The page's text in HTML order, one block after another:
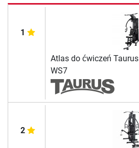
1
Atlas do ćwiczeń Taurus
WS7
2